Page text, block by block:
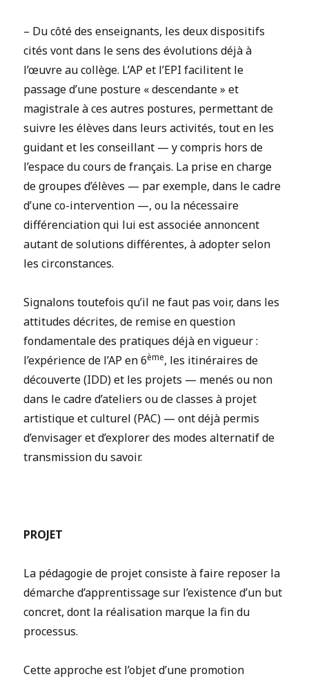
– Du côté des enseignants, les deux dispositifs
cités vont dans le sens des évolutions déjà à
l’œuvre au collège. L’AP et l’EPI facilitent le
passage d’une posture « descendante » et
magistrale à ces autres postures, permettant de
suivre les élèves dans leurs activités, tout en les
guidant et les conseillant — y compris hors de
l’espace du cours de français. La prise en charge
de groupes d’élèves — par exemple, dans le cadre
d’une co-intervention —, ou la nécessaire
différenciation qui lui est associée annoncent
autant de solutions différentes, à adopter selon
les circonstances.
Signalons toutefois qu’il ne faut pas voir, dans les
attitudes décrites, de remise en question
fondamentale des pratiques déjà en vigueur :
l’expérience de l’AP en 6ème, les itinéraires de
découverte (IDD) et les projets — menés ou non
dans le cadre d’ateliers ou de classes à projet
artistique et culturel (PAC) — ont déjà permis
d’envisager et d’explorer des modes alternatif de
transmission du savoir.
PROJET
La pédagogie de projet consiste à faire reposer la
démarche d’apprentissage sur l’existence d’un but
concret, dont la réalisation marque la fin du
processus.
Cette approche est l’objet d’une promotion